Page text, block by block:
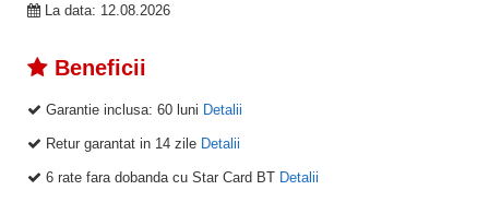
La data: 12.08.2026
Beneficii
Garantie inclusa: 60 luni Detalii
Retur garantat in 14 zile Detalii
6 rate fara dobanda cu Star Card BT Detalii